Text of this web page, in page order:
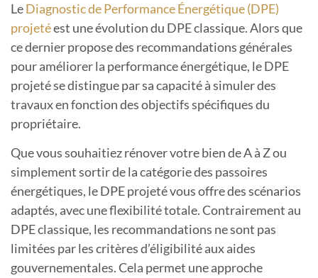
LeDiagnostic de Performance Énergétique (DPE)
projetéest une évolution du DPE classique. Alors que
ce dernier propose des recommandations générales
pour améliorer la performance énergétique, le DPE
projeté se distingue par sa capacité à simuler des
travaux en fonction des objectifs spécifiques du
propriétaire.
Que vous souhaitiez rénover votre bien de A à Z ou
simplement sortir de la catégorie des passoires
énergétiques, le DPE projeté vous offre des scénarios
adaptés, avec une flexibilité totale. Contrairement au
DPE classique, les recommandations ne sont pas
limitées par les critères d’éligibilité aux aides
gouvernementales. Cela permet une approche